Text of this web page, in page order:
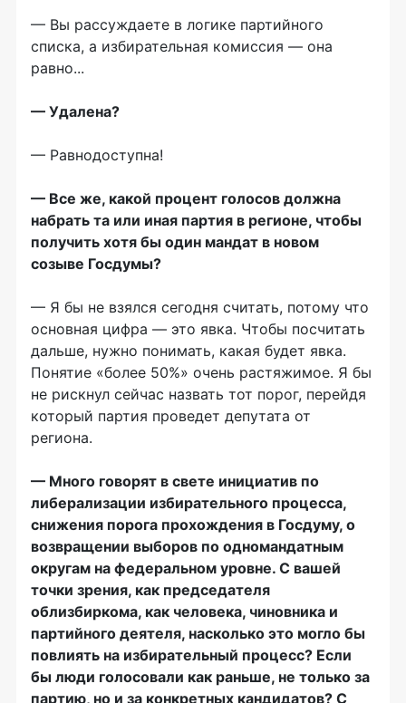
— Вы рассуждаете в логике партийного
списка, а избирательная комиссия — она
равно...
— Удалена?
— Равнодоступна!
— Все же, какой процент голосов должна
набрать та или иная партия в регионе, чтобы
получить хотя бы один мандат в новом
созыве Госдумы?
— Я бы не взялся сегодня считать, потому что
основная цифра — это явка. Чтобы посчитать
дальше, нужно понимать, какая будет явка.
Понятие «более 50%» очень растяжимое. Я бы
не рискнул сейчас назвать тот порог, перейдя
который партия проведет депутата от
региона.
— Много говорят в свете инициатив по
либерализации избирательного процесса,
снижения порога прохождения в Госдуму, о
возвращении выборов по одномандатным
округам на федеральном уровне. С вашей
точки зрения, как председателя
облизбиркома, как человека, чиновника и
партийного деятеля, насколько это могло бы
повлиять на избирательный процесс? Если
бы люди голосовали как раньше, не только за
партию, но и за конкретных кандидатов? С